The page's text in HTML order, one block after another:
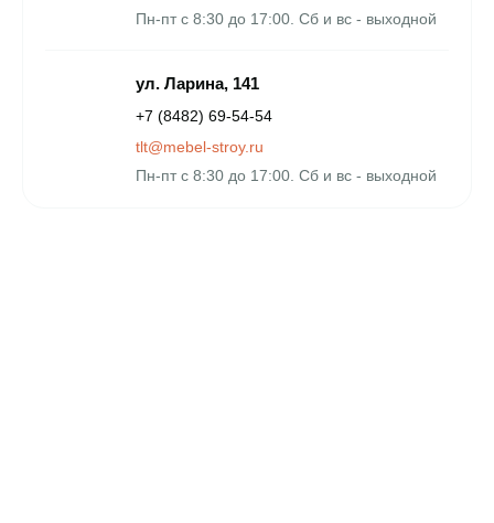
Пн-пт с 8:30 до 17:00. Сб и вс - выходной
ул. Ларина, 141
+7 (8482) 69-54-54
tlt@mebel-stroy.ru
Пн-пт с 8:30 до 17:00. Сб и вс - выходной